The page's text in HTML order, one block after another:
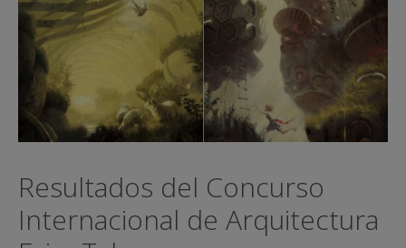
Resultados del Concurso
Internacional de Arquitectura